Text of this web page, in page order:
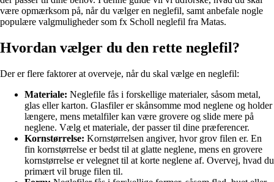
være opmærksom på, når du vælger en neglefil, samt anbefale nogle
populære valgmuligheder som fx Scholl neglefil fra Matas.
Hvordan vælger du den rette neglefil?
Der er flere faktorer at overveje, når du skal vælge en neglefil:
Materiale: Neglefile fås i forskellige materialer, såsom metal,
glas eller karton. Glasfiler er skånsomme mod neglene og holder
længere, mens metalfiler kan være grovere og slide mere på
neglene. Vælg et materiale, der passer til dine præferencer.
Kornstørrelse: Kornstørrelsen angiver, hvor grov filen er. En
fin kornstørrelse er bedst til at glatte neglene, mens en grovere
kornstørrelse er velegnet til at korte neglene af. Overvej, hvad du
primært vil bruge filen til.